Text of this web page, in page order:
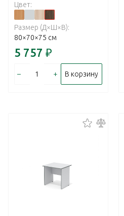
Цвет:
Размер (Д×Ш×В):
80×70×75 см
5 757 ₽
– + В корзину